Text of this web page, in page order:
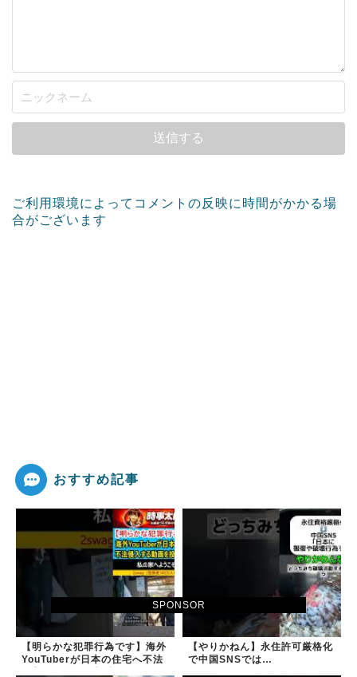
SPONSOR
ご利用環境によってコメントの反映に時間がかかる場
合がございます
おすすめ記事
【明らかな犯罪行為です】海外
YouTuberが日本の住宅へ不法
【やりかねん】永住許可厳格化
で中国SNSでは…